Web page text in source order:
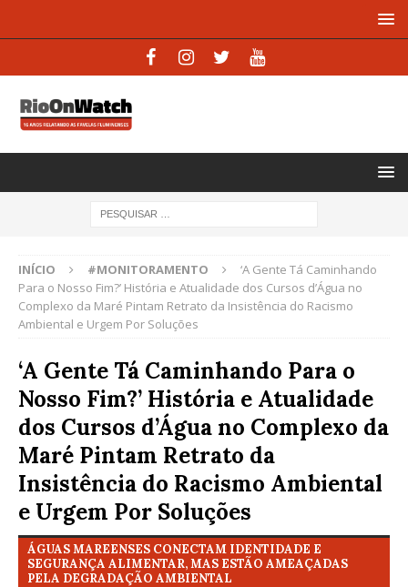
INÍCIO #MONITORAMENTO
‘A Gente Tá Caminhando
Para o Nosso Fim?’ História e Atualidade dos Cursos d’Água no
Complexo da Maré Pintam Retrato da Insistência do Racismo
Ambiental e Urgem Por Soluções
‘A Gente Tá Caminhando Para o
Nosso Fim?’ História e Atualidade
dos Cursos d’Água no Complexo da
Maré Pintam Retrato da
Insistência do Racismo Ambiental
e Urgem Por Soluções
ÁGUAS MAREENSES CONECTAM IDENTIDADE E
SEGURANÇA ALIMENTAR, MAS ESTÃO AMEAÇADAS
PELA DEGRADAÇÃO AMBIENTAL